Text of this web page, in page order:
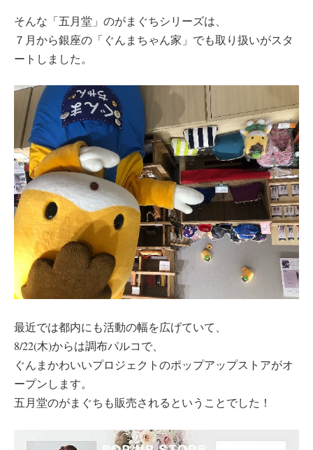
そんな「五月堂」のがまぐちシリーズは、
７月から銀座の「ぐんまちゃん家」でも取り扱いがスタ
ートしました。
最近では都内にも活動の幅を広げていて、
8/22(木)からは調布パルコで、
ぐんまかわいいプロジェクトのポップアップストアがオ
ープンします。
五月堂のがまぐちも販売されるということでした！